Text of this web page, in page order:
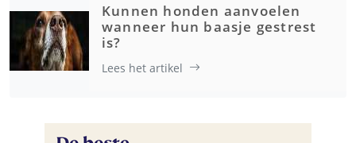
Kunnen honden aanvoelen
wanneer hun baasje gestrest
is?
Lees het artikel